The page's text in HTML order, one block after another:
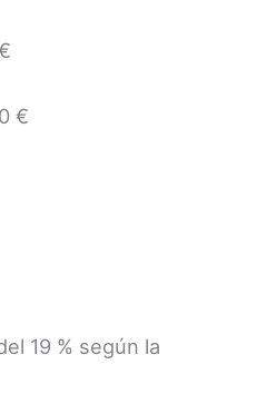
€
19 % según la